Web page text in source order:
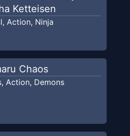
Ketteisen
, Action, Ninja
Chaos
, Action, Demons